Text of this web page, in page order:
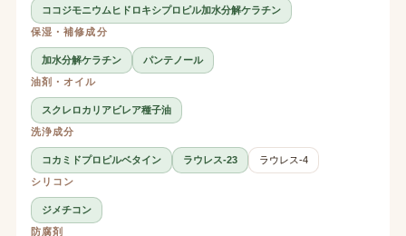
ココジモニウムヒドロキシプロピル加水分解ケラチン
保湿・補修成分
加水分解ケラチン
パンテノール
油剤・オイル
スクレロカリアビレア種子油
洗浄成分
コカミドプロピルベタイン ラウレス-23
ラウレス-4
シリコン
ジメチコン
防腐剤